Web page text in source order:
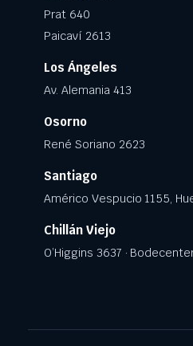
Prat 640
Paicaví 2613
Los Ángeles
Av. Alemania 413
Osorno
René Soriano 2623
Santiago
Américo Vespucio 1155,
Chillán Viejo
O’Higgins 3637 ·